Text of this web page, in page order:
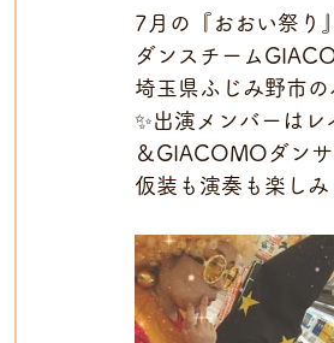
7月の『おおい祭り
ダンスチーム
埼玉県ふじみ野市
✨出演メンバーは
＆GIACOMOダンサ
仮装も演奏も楽し